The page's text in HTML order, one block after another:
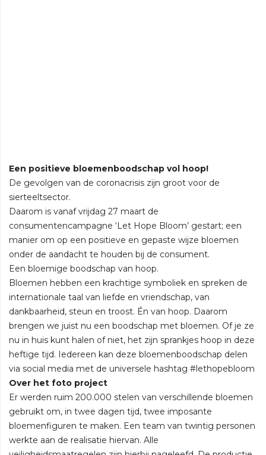
Een positieve bloemenboodschap vol hoop!
De gevolgen van de coronacrisis zijn groot voor de
sierteeltsector.
Daarom is vanaf vrijdag 27 maart de
consumentencampagne ‘Let Hope Bloom’ gestart; een
manier om op een positieve en gepaste wijze bloemen
onder de aandacht te houden bij de consument.
Een bloemige boodschap van hoop.
Bloemen hebben een krachtige symboliek en spreken de
internationale taal van liefde en vriendschap, van
dankbaarheid, steun en troost. Én van hoop. Daarom
brengen we juist nu een boodschap met bloemen. Of je ze
nu in huis kunt halen of niet, het zijn sprankjes hoop in deze
heftige tijd. Iedereen kan deze bloemenboodschap delen
via social media met de universele hashtag #lethopebloom
Over het foto project
Er werden ruim 200.000 stelen van verschillende bloemen
gebruikt om, in twee dagen tijd, twee imposante
bloemenfiguren te maken. Een team van twintig personen
werkte aan de realisatie hiervan. Alle